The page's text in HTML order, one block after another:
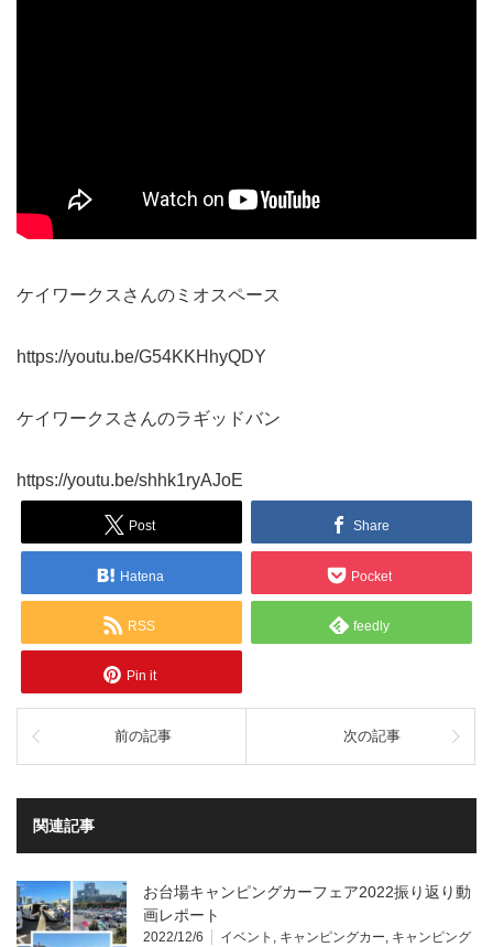
ケイワークスさんのミオスペース
https://youtu.be/G54KKHhyQDY
ケイワークスさんのラギッドバン
https://youtu.be/shhk1ryAJoE
Post Share
Hatena Pocket
RSS feedly
Pin it
前の記事 次の記事
関連記事
お台場キャンピングカーフェア2022振り返り動
画レポート
2022/12/6 イベント , キャンピングカー, キャンピング